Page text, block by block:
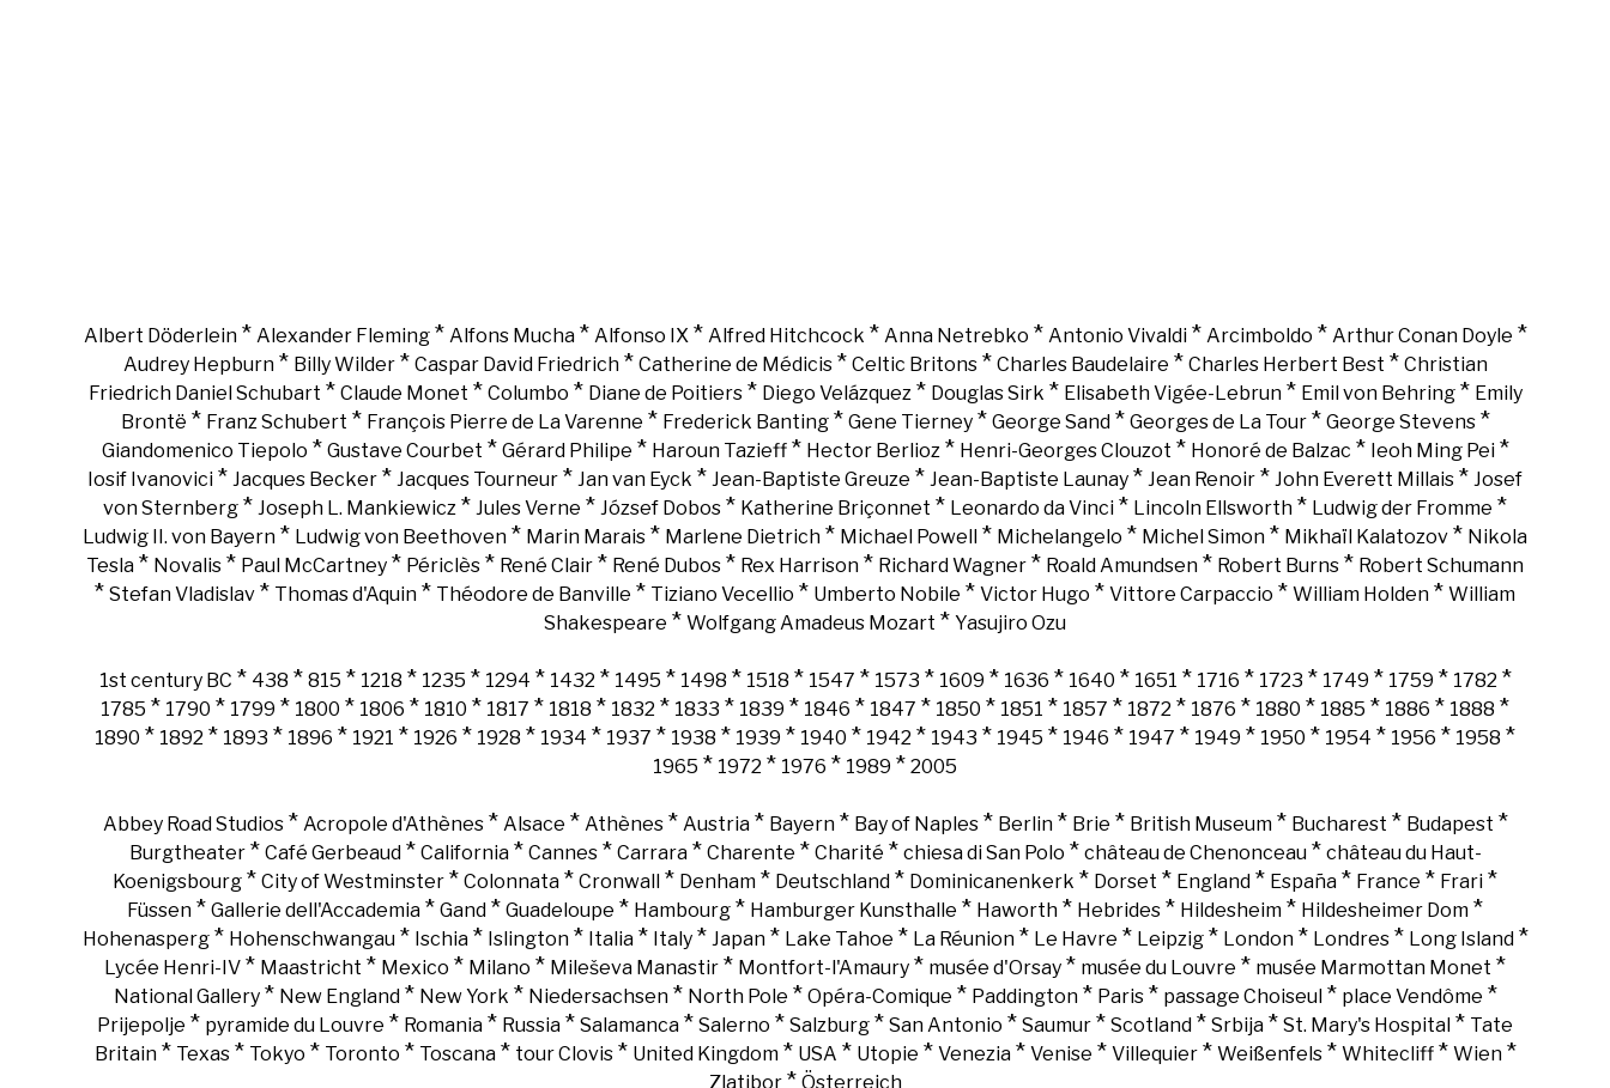
Albert Döderlein* Alexander Fleming* Alfons Mucha* Alfonso IX* Alfred Hitchcock * Anna Netrebko * Antonio Vivaldi* Arcimboldo * Arthur Conan Doyle *
Audrey Hepburn* Billy Wilder* Caspar David Friedrich* Catherine de Médicis* Celtic Britons* Charles Baudelaire * Charles Herbert Best * Christian
Friedrich Daniel Schubart * Claude Monet * Columbo * Diane de Poitiers* Diego Velázquez* Douglas Sirk * Elisabeth Vigée-Lebrun* Emil von Behring* Emily
Brontë * Franz Schubert * François Pierre de La Varenne * Frederick Banting* Gene Tierney* George Sand* Georges de La Tour* George Stevens*
Giandomenico Tiepolo * Gustave Courbet * Gérard Philipe * Haroun Tazieff* Hector Berlioz* Henri-Georges Clouzot * Honoré de Balzac * Ieoh Ming Pei*
Iosif Ivanovici * Jacques Becker * Jacques Tourneur * Jan van Eyck * Jean-Baptiste Greuze * Jean-Baptiste Launay * Jean Renoir * John Everett Millais * Josef
von Sternberg * Joseph L. Mankiewicz * Jules Verne * József Dobos * Katherine Briçonnet * Leonardo da Vinci * Lincoln Ellsworth * Ludwig der Fromme *
Ludwig II. von Bayern * Ludwig von Beethoven * Marin Marais * Marlene Dietrich * Michael Powell * Michelangelo * Michel Simon * Mikhaïl Kalatozov * Nikola
Tesla * Novalis * Paul McCartney * Périclès * René Clair * René Dubos * Rex Harrison * Richard Wagner * Roald Amundsen * Robert Burns * Robert Schumann
* Stefan Vladislav * Thomas d'Aquin * Théodore de Banville * Tiziano Vecellio * Umberto Nobile * Victor Hugo * Vittore Carpaccio * William Holden * William
Shakespeare * Wolfgang Amadeus Mozart * Yasujiro Ozu
1st century BC * 438 * 815 * 1218 * 1235 * 1294 * 1432 * 1495 * 1498 * 1518 * 1547 * 1573 * 1609 * 1636 * 1640 * 1651 * 1716 * 1723 * 1749 * 1759 * 1782 *
1785 * 1790 * 1799 * 1800 * 1806 * 1810 * 1817 * 1818 * 1832 * 1833 * 1839 * 1846 * 1847 * 1850 * 1851 * 1857 * 1872 * 1876 * 1880 * 1885 * 1886 * 1888 *
1890 * 1892 * 1893 * 1896 * 1921 * 1926 * 1928 * 1934 * 1937 * 1938 * 1939 * 1940 * 1942 * 1943 * 1945 * 1946 * 1947 * 1949 * 1950 * 1954 * 1956 * 1958 *
1965 * 1972 * 1976 * 1989 * 2005
Abbey Road Studios* Acropole d'Athènes* Alsace * Athènes* Austria* Bayern* Bay of Naples* Berlin* Brie * British Museum* Bucharest * Budapest *
Burgtheater* Café Gerbeaud* California* Cannes* Carrara* Charente * Charité * chiesa di San Polo * château de Chenonceau* château du Haut-
Koenigsbourg * City of Westminster * Colonnata * Cronwall * Denham * Deutschland * Dominicanenkerk * Dorset * England * España * France * Frari *
Füssen * Gallerie dell'Accademia * Gand * Guadeloupe * Hambourg * Hamburger Kunsthalle * Haworth * Hebrides * Hildesheim * Hildesheimer Dom *
Hohenasperg* Hohenschwangau* Ischia* Islington* Italia* Italy* Japan* Lake Tahoe * La Réunion* Le Havre * Leipzig* London* Londres* Long Island*
Lycée Henri-IV * Maastricht * Mexico * Milano * Mileševa Manastir * Montfort-l'Amaury * musée d'Orsay * musée du Louvre * musée Marmottan Monet *
National Gallery* New England* New York * Niedersachsen* North Pole * Opéra-Comique * Paddington* Paris* passage Choiseul* place Vendôme *
Prijepolje * pyramide du Louvre * Romania * Russia * Salamanca * Salerno * Salzburg * San Antonio * Saumur * Scotland * Srbija * St. Mary's Hospital * Tate
Britain* Texas* Tokyo * Toronto * Toscana* tour Clovis* United Kingdom* USA * Utopie * Venezia* Venise * Villequier* Weißenfels* Whitecliff* Wien*
Zlatibor* Österreich